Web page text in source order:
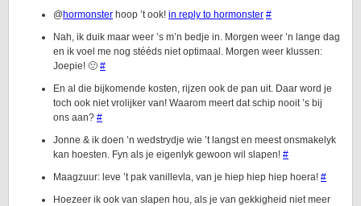
@hormonster hoop ’t ook! in reply to hormonster #
Nah, ik duik maar weer ’s m’n bedje in. Morgen weer ’n lange dag
en ik voel me nog stééds niet optimaal. Morgen weer klussen:
Joepie! 🙁 #
En al die bijkomende kosten, rijzen ook de pan uit. Daar word je
toch ook niet vrolijker van! Waarom meert dat schip nooit ’s bij
ons aan? #
Jonne & ik doen ’n wedstrydje wie ’t langst en meest onsmakelyk
kan hoesten. Fyn als je eigenlyk gewoon wil slapen! #
Maagzuur: leve ’t pak vanillevla, van je hiep hiep hiep hoera! #
Hoezeer ik ook van slapen hou, als je van gekkigheid niet meer